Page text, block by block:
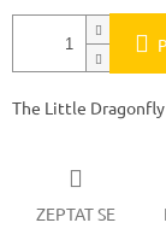
The Little Dragonfly
ZEPTAT SE